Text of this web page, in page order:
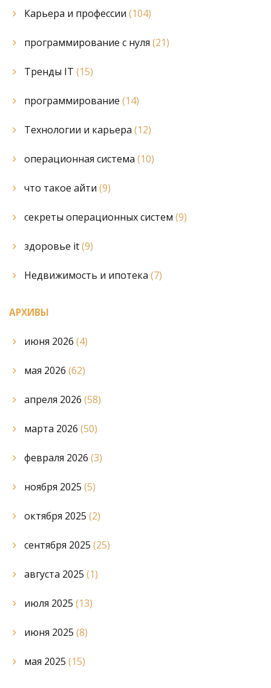
Карьера и профессии (104)
программирование с нуля (21)
Тренды IT (15)
программирование (14)
Технологии и карьера (12)
операционная система (10)
что такое айти (9)
секреты операционных систем (9)
здоровье it(9)
Недвижимость и ипотека (7)
АРХИВЫ
июня 2026 (4)
мая 2026 (62)
апреля 2026 (58)
марта 2026 (50)
февраля 2026 (3)
ноября 2025 (5)
октября 2025 (2)
сентября 2025 (25)
августа 2025 (1)
июля 2025 (13)
июня 2025 (8)
мая 2025 (15)